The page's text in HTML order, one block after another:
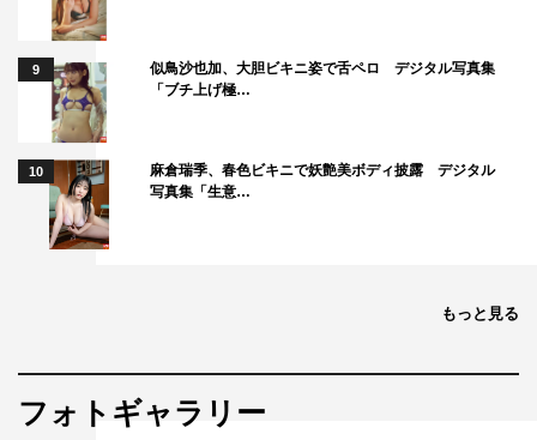
9
似鳥沙也加、大胆ビキニ姿で舌ペロ デジタル写真集
「ブチ上げ極…
10
麻倉瑞季、春色ビキニで妖艶美ボディ披露 デジタル
写真集「生意…
もっと見る
フォトギャラリー